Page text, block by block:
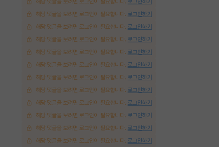
해당 댓글을 보려면 로그인이 필요합니다. 로그인하기
해당 댓글을 보려면 로그인이 필요합니다. 로그인하기
해당 댓글을 보려면 로그인이 필요합니다. 로그인하기
해당 댓글을 보려면 로그인이 필요합니다. 로그인하기
해당 댓글을 보려면 로그인이 필요합니다. 로그인하기
해당 댓글을 보려면 로그인이 필요합니다. 로그인하기
해당 댓글을 보려면 로그인이 필요합니다. 로그인하기
해당 댓글을 보려면 로그인이 필요합니다. 로그인하기
해당 댓글을 보려면 로그인이 필요합니다. 로그인하기
해당 댓글을 보려면 로그인이 필요합니다. 로그인하기
해당 댓글을 보려면 로그인이 필요합니다. 로그인하기